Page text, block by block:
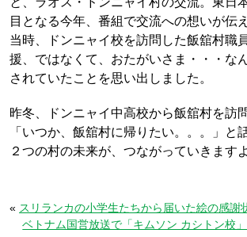
目となる今年、番組で交流への想いが伝
当時、ドンニャイ校を訪問した飯舘村職
援、ではなくて、おたがいさま・・・な
されていたことを思い出しました。
昨冬、ドンニャイ中高校から飯舘村を訪
「いつか、飯舘村に帰りたい。。。」と
２つの村の未来が、つながっていきます
« スリランカの小学生たちから届いた絵の感謝
ベトナム国営放送で「キムソン カシトン校